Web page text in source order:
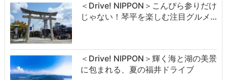
＜Drive! NIPPON＞こんぴら参りだけ
じゃない！琴平を楽しむ注目グルメ…
＜Drive! NIPPON＞輝く海と湖の美景
に包まれる、夏の福井ドライブ